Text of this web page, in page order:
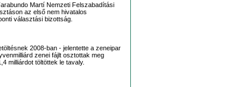
Martí Nemzeti Felszabadítási
az első nem hivatalos
választási bizottság.
2008-ban - jelentette a zeneipar
zenei fájlt osztottak meg
milliárdot töltöttek le tavaly.